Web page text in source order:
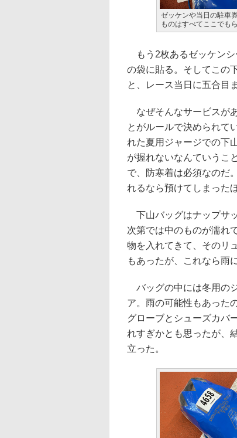
ゼッケンや当日の駐車
ものはすべてここでも
もう2枚あるゼッケンシ
の袋に貼る。そしてこの
と、レース当日に五合目
なぜそんなサービスが
とがルールで決められて
れた夏用ジャージでの下
が握れないなんていうこ
で、防寒着は必須なのだ
れるなら預けてしまった
下山バッグはナップサ
次第では中のものが濡れ
物を入れてきて、そのリ
もあったが、これなら雨
バッグの中には冬用の
ア。雨の可能性もあった
グローブとシューズカバ
れすぎかとも思ったが、
立った。